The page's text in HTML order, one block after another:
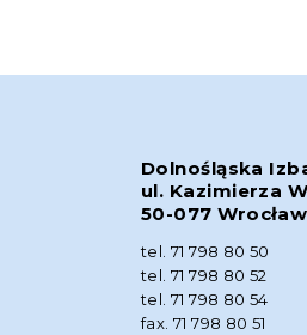
Dolnośląska
ul. Kazimierza
50-077 Wrocław
tel. 71 798 80 50
tel. 71 798 80 52
tel. 71 798 80 54
fax. 71 798 80 51